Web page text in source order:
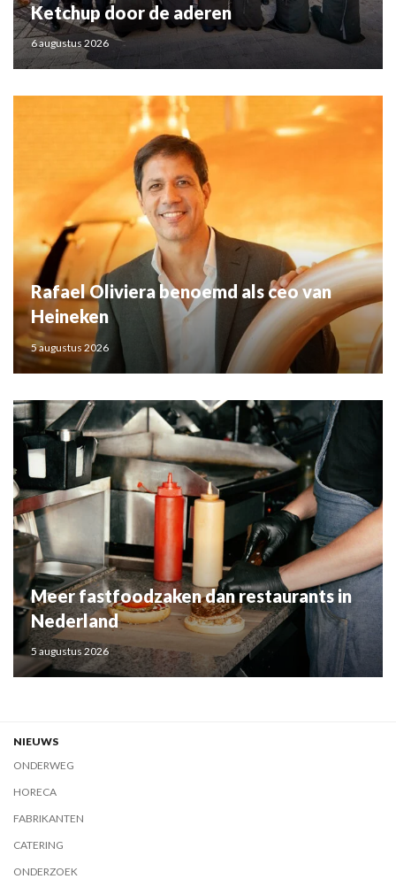
Ketchup door de aderen
6 augustus 2026
Rafael Oliviera benoemd als ceo van
Heineken
5 augustus 2026
Meer fastfoodzaken dan restaurants in
Nederland
5 augustus 2026
NIEUWS
ONDERWEG
HORECA
FABRIKANTEN
CATERING
ONDERZOEK